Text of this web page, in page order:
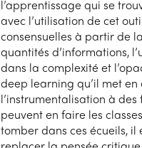
l’apprentissage qui se
avec l’utilisation de cet
consensuelles à partir de
quantités d’informations,
dans la complexité et
deep learning qu’il met
l’instrumentalisation à
peuvent en faire les
tomber dans ces écueils, il